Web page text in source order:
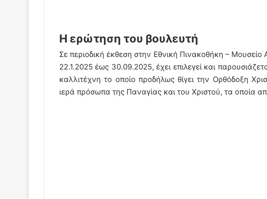
Η ερώτηση του βουλευτή
Σε περιοδική έκθεση στην Εθνική Πινακοθήκη –
22.1.2025 έως 30.09.2025, έχει επιλεγεί και
καλλιτέχνη το οποίο προδήλως θίγει την Ορθόδοξη
ιερά πρόσωπα της Παναγίας και του Χριστού, τα οποία